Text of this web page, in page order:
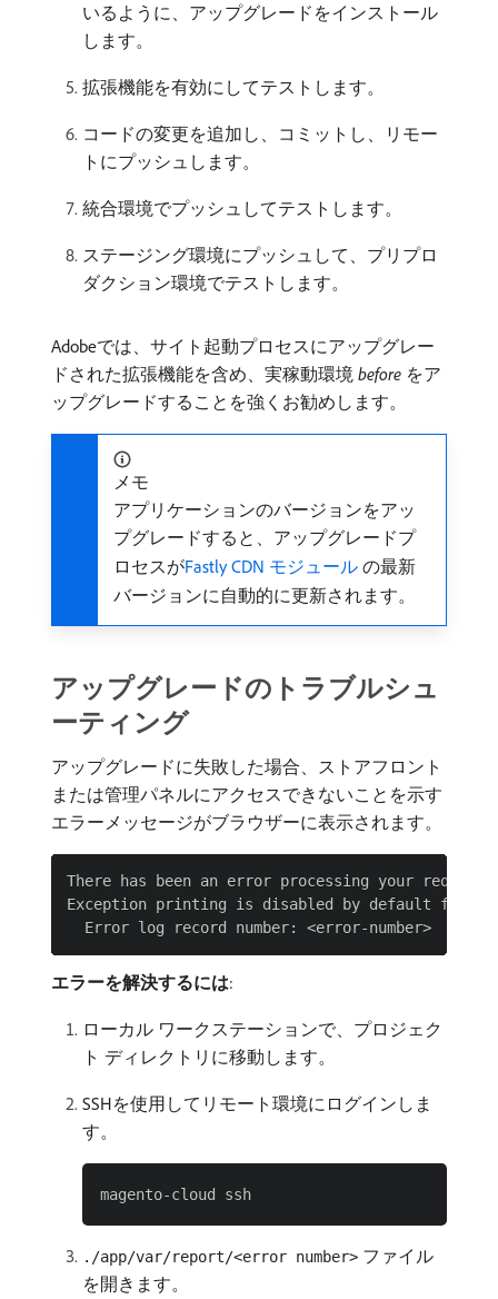
いるように、アップグレードをインストール
します。
拡張機能を有効にしてテストします。
コードの変更を追加し、コミットし、リモー
トにプッシュします。
統合環境でプッシュしてテストします。
ステージング環境にプッシュして、プリプロ
ダクション環境でテストします。
Adobeでは、サイト起動プロセスにアップグレー
ドされた拡張機能を含め、実稼動環境​ before ​をア
ップグレードすることを強くお勧めします。
メモ
アプリケーションのバージョンをアッ
プグレードすると、アップグレードプ
ロセスがFastly CDN モジュール ​ の最新
バージョンに自動的に更新されます。
アップグレードのトラブルシュ
ーティング
アップグレードに失敗した場合、ストアフロント
または管理パネルにアクセスできないことを示す
エラーメッセージがブラウザーに表示されます。
There has been an error processing your request
Exception printing is disabled by default for
エラーを解決するには:
ローカル ワークステーションで、プロジェク
ト ディレクトリに移動します。
SSHを使用してリモート環境にログインしま
す。
./app/var/report/<error number> ファイル
を開きます。